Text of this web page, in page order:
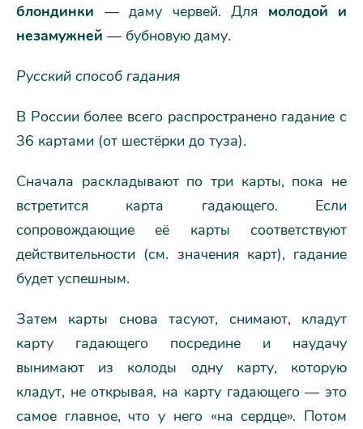
блондинки — даму червей. Для молодой и
незамужней — бубновую даму.
Русский способ гадания
В России более всего распространено гадание с
36 картами (от шестёрки до туза).
Сначала раскладывают по три карты, пока не
встретится карта гадающего. Если
сопровождающие её карты соответствуют
действительности (см. значения карт), гадание
будет успешным.
Затем карты снова тасуют, снимают, кладут
карту гадающего посредине и наудачу
вынимают из колоды одну карту, которую
кладут, не открывая, на карту гадающего — это
самое главное, что у него «на сердце». Потом